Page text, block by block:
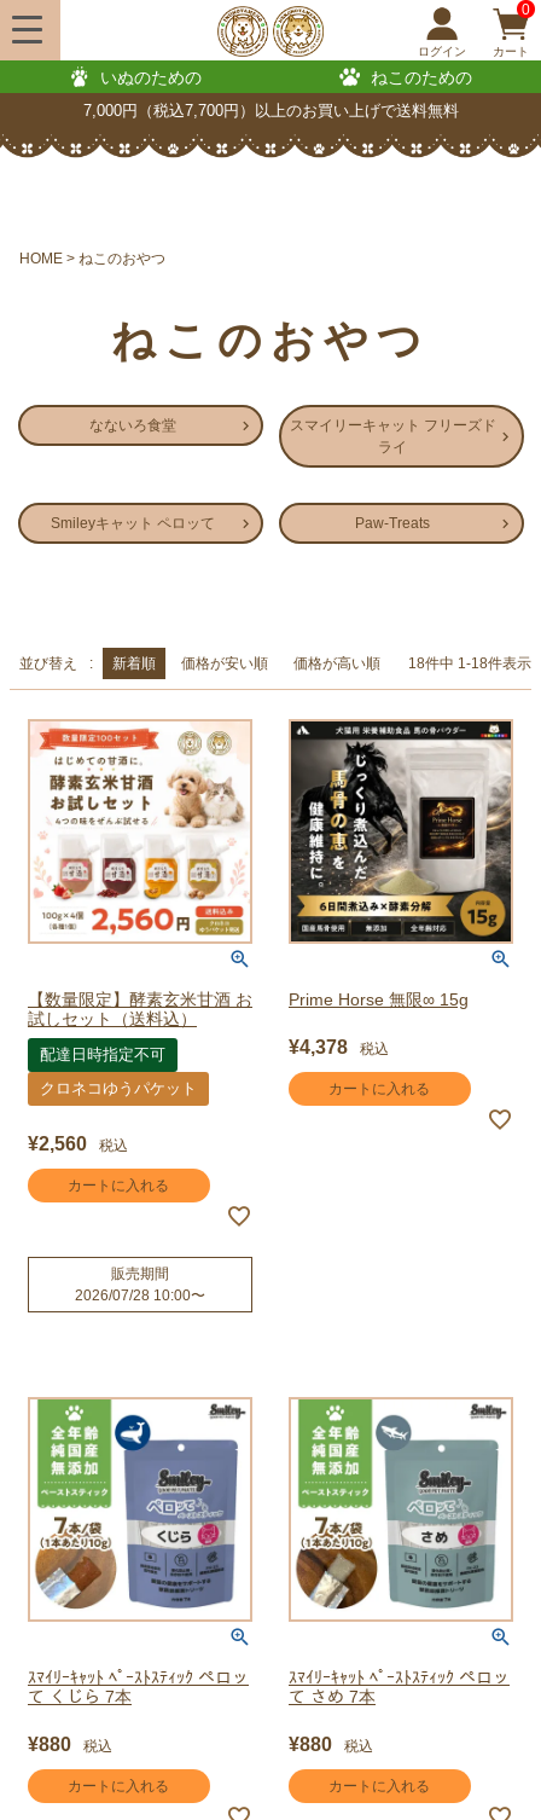
ログイン
0
カート
いぬのための ねこのための
7,000円（税込7,700円）以上のお買い上げで送料無料
HOME ねこのおやつ
ねこのおやつ
なないろ食堂
スマイリーキャット フリーズド
ライ
Smileyキャット ペロッて Paw-Treats
並び替え 新着順 価格が安い順 価格が高い順 18件中 1-18件表示
【数量限定】酵素玄米甘酒 お
試しセット（送料込）
配達日時指定不可
クロネコゆうパケット
¥2,560 税込
カートに入れる
販売期間
2026/07/28 10:00〜
Prime Horse 無限∞ 15g
¥4,378 税込
カートに入れる
ｽﾏｲﾘｰｷｬｯﾄ ﾍﾟｰｽﾄｽﾃｨｯｸ ペロッ
て くじら 7本
¥880 税込
カートに入れる
ｽﾏｲﾘｰｷｬｯﾄ ﾍﾟｰｽﾄｽﾃｨｯｸ ペロッ
て さめ 7本
¥880 税込
カートに入れる